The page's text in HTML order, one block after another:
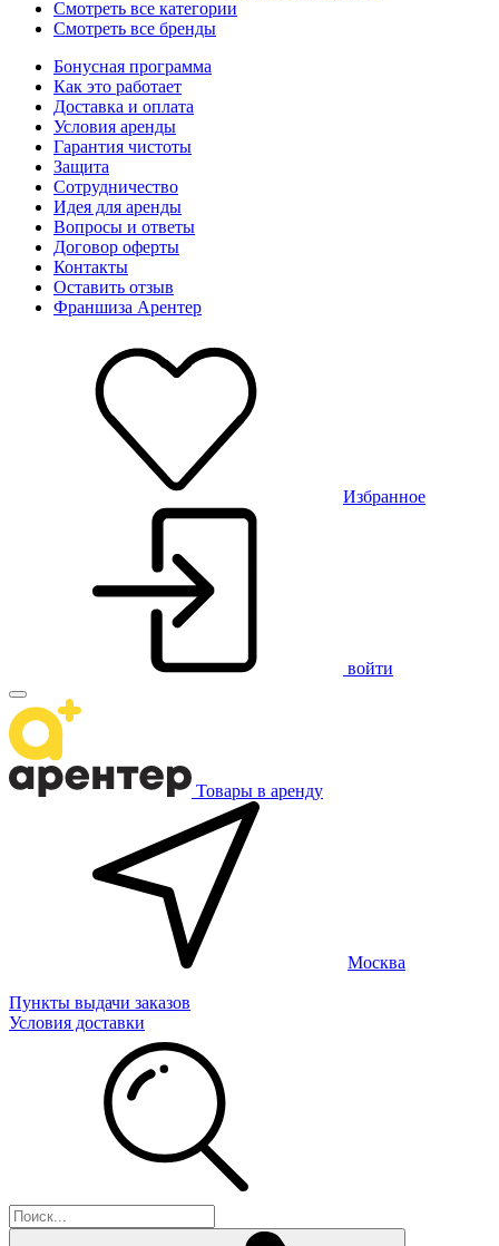
Смотреть все категории
Смотреть все бренды
Бонусная программа
Как это работает
Доставка и оплата
Условия аренды
Гарантия чистоты
Защита
Сотрудничество
Идея для аренды
Вопросы и ответы
Договор оферты
Контакты
Оставить отзыв
Франшиза Арентер
Избранное
войти
Товары в аренду
Москва
Пункты выдачи заказов
Условия доставки